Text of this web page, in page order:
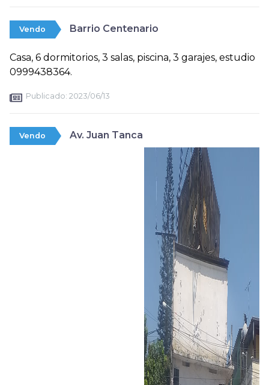
Vendo Barrio Centenario
Casa, 6 dormitorios, 3 salas, piscina, 3 garajes, estudio
0999438364.
Publicado: 2023/06/13
Vendo Av. Juan Tanca